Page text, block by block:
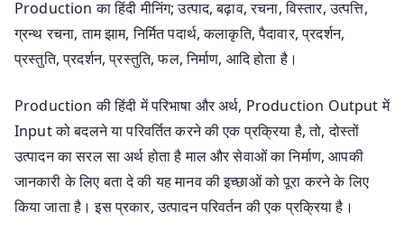
Production का हिंदी मीनिंग; उत्पाद, बढ़ाव, रचना, विस्तार, उत्पत्ति,
ग्रन्थ रचना, ताम झाम, निर्मित पदार्थ, कलाकृति, पैदावार, प्रदर्शन,
प्रस्तुति, प्रदर्शन, प्रस्तुति, फल, निर्माण, आदि होता है।
Production की हिंदी में परिभाषा और अर्थ, Production Output में
Input को बदलने या परिवर्तित करने की एक प्रक्रिया है, तो, दोस्तों
उत्पादन का सरल सा अर्थ होता है माल और सेवाओं का निर्माण, आपकी
जानकारी के लिए बता दे की यह मानव की इच्छाओं को पूरा करने के लिए
किया जाता है। इस प्रकार, उत्पादन परिवर्तन की एक प्रक्रिया है।